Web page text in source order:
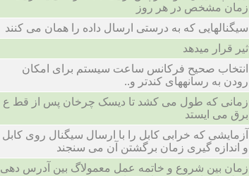
زمان مشخص در هر روز
سیگنالهایی که به درستی ارسال داده را همان می کنند
ثیر قرار میدهد
انتخاب صحیح فرکانس ساعت سیستم برای امکان
رودن به رسانههای کندتر و..
زمانی که طول می کشد تا دیسک چرخان پس از قط ع
برق می ایستد
آزمایشی که خرابی کابل را با ارسال سیگنال روی کابل
و اندازه گیری زمان برگشتن آن می سنجند
زمان بین شروع و خاتمه عمل معمولاگ بین آدرس دهی